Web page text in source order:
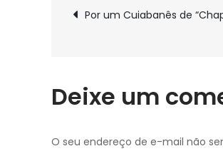
comissionados
julgamento
com
Post
Por um Cuiabanês de
Deixe um
O seu endereço de e-mail não